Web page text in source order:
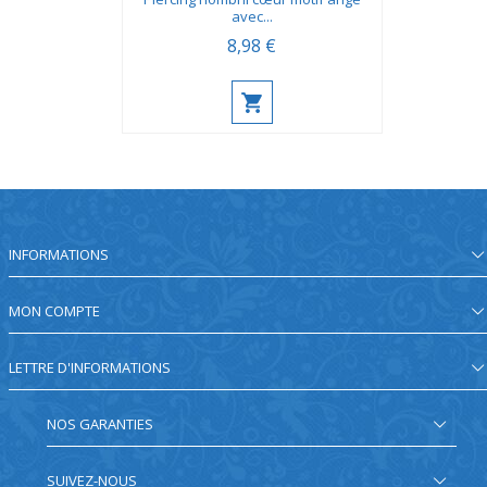
avec...
8,98 €
INFORMATIONS
MON COMPTE
LETTRE D'INFORMATIONS
NOS GARANTIES
SUIVEZ-NOUS